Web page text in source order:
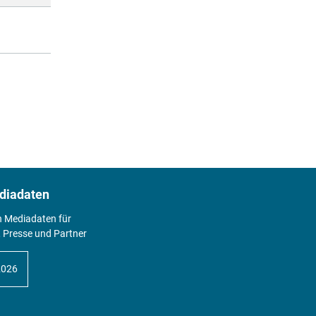
Mediadaten für
Presse und Partner